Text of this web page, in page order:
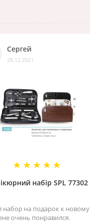
Сергей
28.12.2021
набір SPL 77302
набор на подарок к новому
очень понравился.